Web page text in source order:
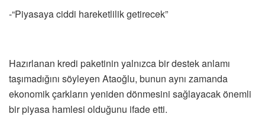
-“Piyasaya ciddi hareketlilik getirecek”
Hazırlanan kredi paketinin yalnızca bir destek anlamı
taşımadığını söyleyen Ataoğlu, bunun aynı zamanda
ekonomik çarkların yeniden dönmesini sağlayacak önemli
bir piyasa hamlesi olduğunu ifade etti.